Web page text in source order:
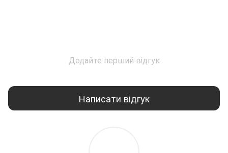
Додайте перший відгук
Написати відгук